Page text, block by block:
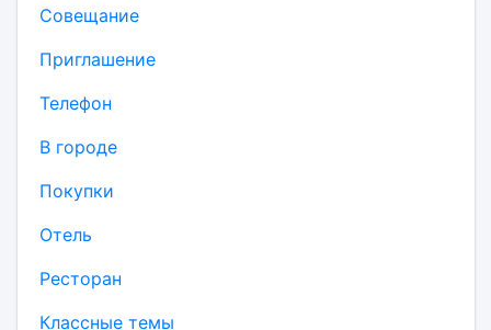
Совещание
Приглашение
Телефон
В городе
Покупки
Отель
Ресторан
Классные темы